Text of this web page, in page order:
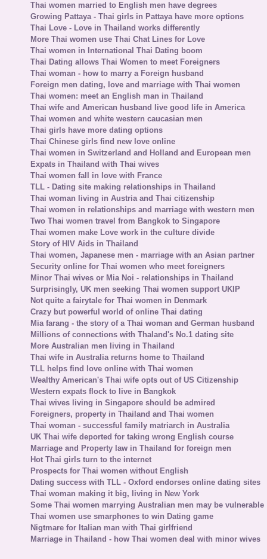
Thai women married to English men have degrees
Growing Pattaya - Thai girls in Pattaya have more options
Thai Love - Love in Thailand works differently
More Thai women use Thai Chat Lines for Love
Thai women in International Thai Dating boom
Thai Dating allows Thai Women to meet Foreigners
Thai woman - how to marry a Foreign husband
Foreign men dating, love and marriage with Thai women
Thai women: meet an English man in Thailand
Thai wife and American husband live good life in America
Thai women and white western caucasian men
Thai girls have more dating options
Thai Chinese girls find new love online
Thai women in Switzerland and Holland and European men
Expats in Thailand with Thai wives
Thai women fall in love with France
TLL - Dating site making relationships in Thailand
Thai woman living in Austria and Thai citizenship
Thai women in relationships and marriage with western men
Two Thai women travel from Bangkok to Singapore
Thai women make Love work in the culture divide
Story of HIV Aids in Thailand
Thai women, Japanese men - marriage with an Asian partner
Security online for Thai women who meet foreigners
Minor Thai wives or Mia Noi - relationships in Thailand
Surprisingly, UK men seeking Thai women support UKIP
Not quite a fairytale for Thai women in Denmark
Crazy but powerful world of online Thai dating
Mia farang - the story of a Thai woman and German husband
Millions of connections with Thaland's No.1 dating site
More Australian men living in Thailand
Thai wife in Australia returns home to Thailand
TLL helps find love online with Thai women
Wealthy American's Thai wife opts out of US Citizenship
Western expats flock to live in Bangkok
Thai wives living in Singapore should be admired
Foreigners, property in Thailand and Thai women
Thai woman - successful family matriarch in Australia
UK Thai wife deported for taking wrong English course
Marriage and Property law in Thailand for foreign men
Hot Thai girls turn to the internet
Prospects for Thai women without English
Dating success with TLL - Oxford endorses online dating sites
Thai woman making it big, living in New York
Some Thai women marrying Australian men may be vulnerable
Thai women use smarphones to win Dating game
Nigtmare for Italian man with Thai girlfriend
Marriage in Thailand - how Thai women deal with minor wives